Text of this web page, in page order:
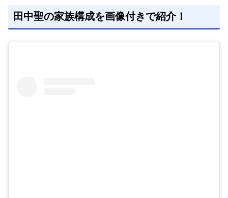
田中聖の家族構成を画像付きで紹介！